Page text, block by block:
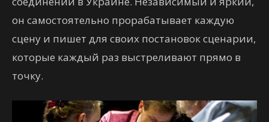
он самостоятельно прорабатывает каждую
сцену и пишет для своих постановок сценарии,
которые каждый раз выстреливают прямо в
точку.